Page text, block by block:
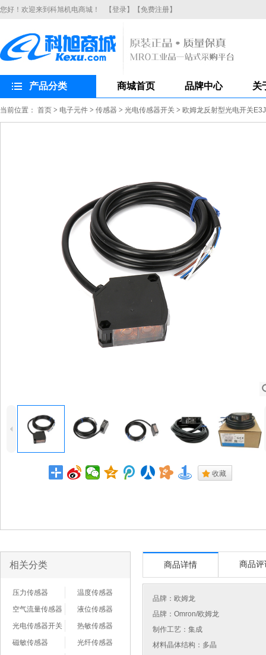
您好！欢迎来到科旭机电商城！ 【登录】 【免费注册】
产品分类 商城首页 品牌中心 关
当前位置： 首页 > 电子元件 > 传感器 > 光电传感器开关 > 欧姆龙反射型光电开关
4
. 收藏
相关分类
压力传感器
温度传感器
空气流量传感器
液位传感器
光电传感器开关
热敏传感器
磁敏传感器
光纤传感器
商品详情 商品评
品牌： 欧姆龙
品牌：Omron/欧姆龙
制作工艺：集成
材料晶体结构：多晶